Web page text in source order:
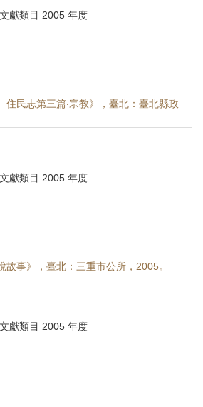
獻類目 2005 年度
住民志第三篇‧宗教》，臺北：臺北縣政
獻類目 2005 年度
故事》，臺北：三重市公所，2005。
獻類目 2005 年度